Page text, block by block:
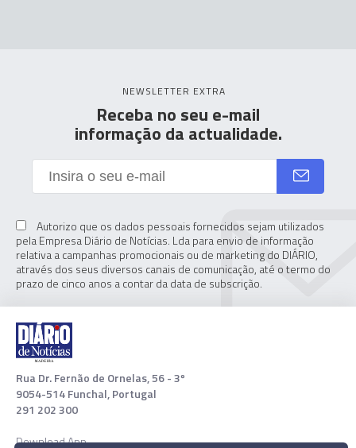
NEWSLETTER EXTRA
Receba no seu e-mail
informação da actualidade.
Autorizo que os dados pessoais fornecidos sejam utilizados
pela Empresa Diário de Notícias. Lda para envio de informação
relativa a campanhas promocionais ou de marketing do DIÁRIO,
através dos seus diversos canais de comunicação, até o termo do
prazo de cinco anos a contar da data de subscrição.
Rua Dr. Fernão de Ornelas, 56 - 3º
9054-514 Funchal, Portugal
291 202 300
Download App